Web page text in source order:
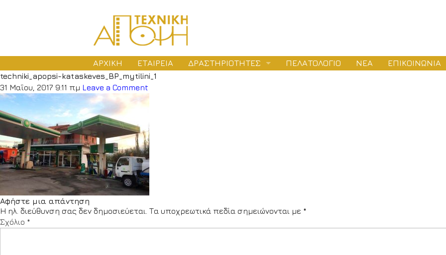
ΑΡΧΙΚΗ ΕΤΑΙΡΕΙΑ
ΔΡΑΣΤΗΡΙΟΤΗΤΕΣ
ΠΕΛΑΤΟΛΟΓΙΟ ΝΕΑ ΕΠΙΚΟΙΝΩΝΙΑ
techniki_apopsi-kataskeves_BP_mytilini_1
31 Μαΐου, 2017 9:11 πμ Leave a Comment
Αφήστε μια απάντηση
Η ηλ. διεύθυνση σας δεν δημοσιεύεται. Τα υποχρεωτικά πεδία σημειώνονται με *
Σχόλιο *